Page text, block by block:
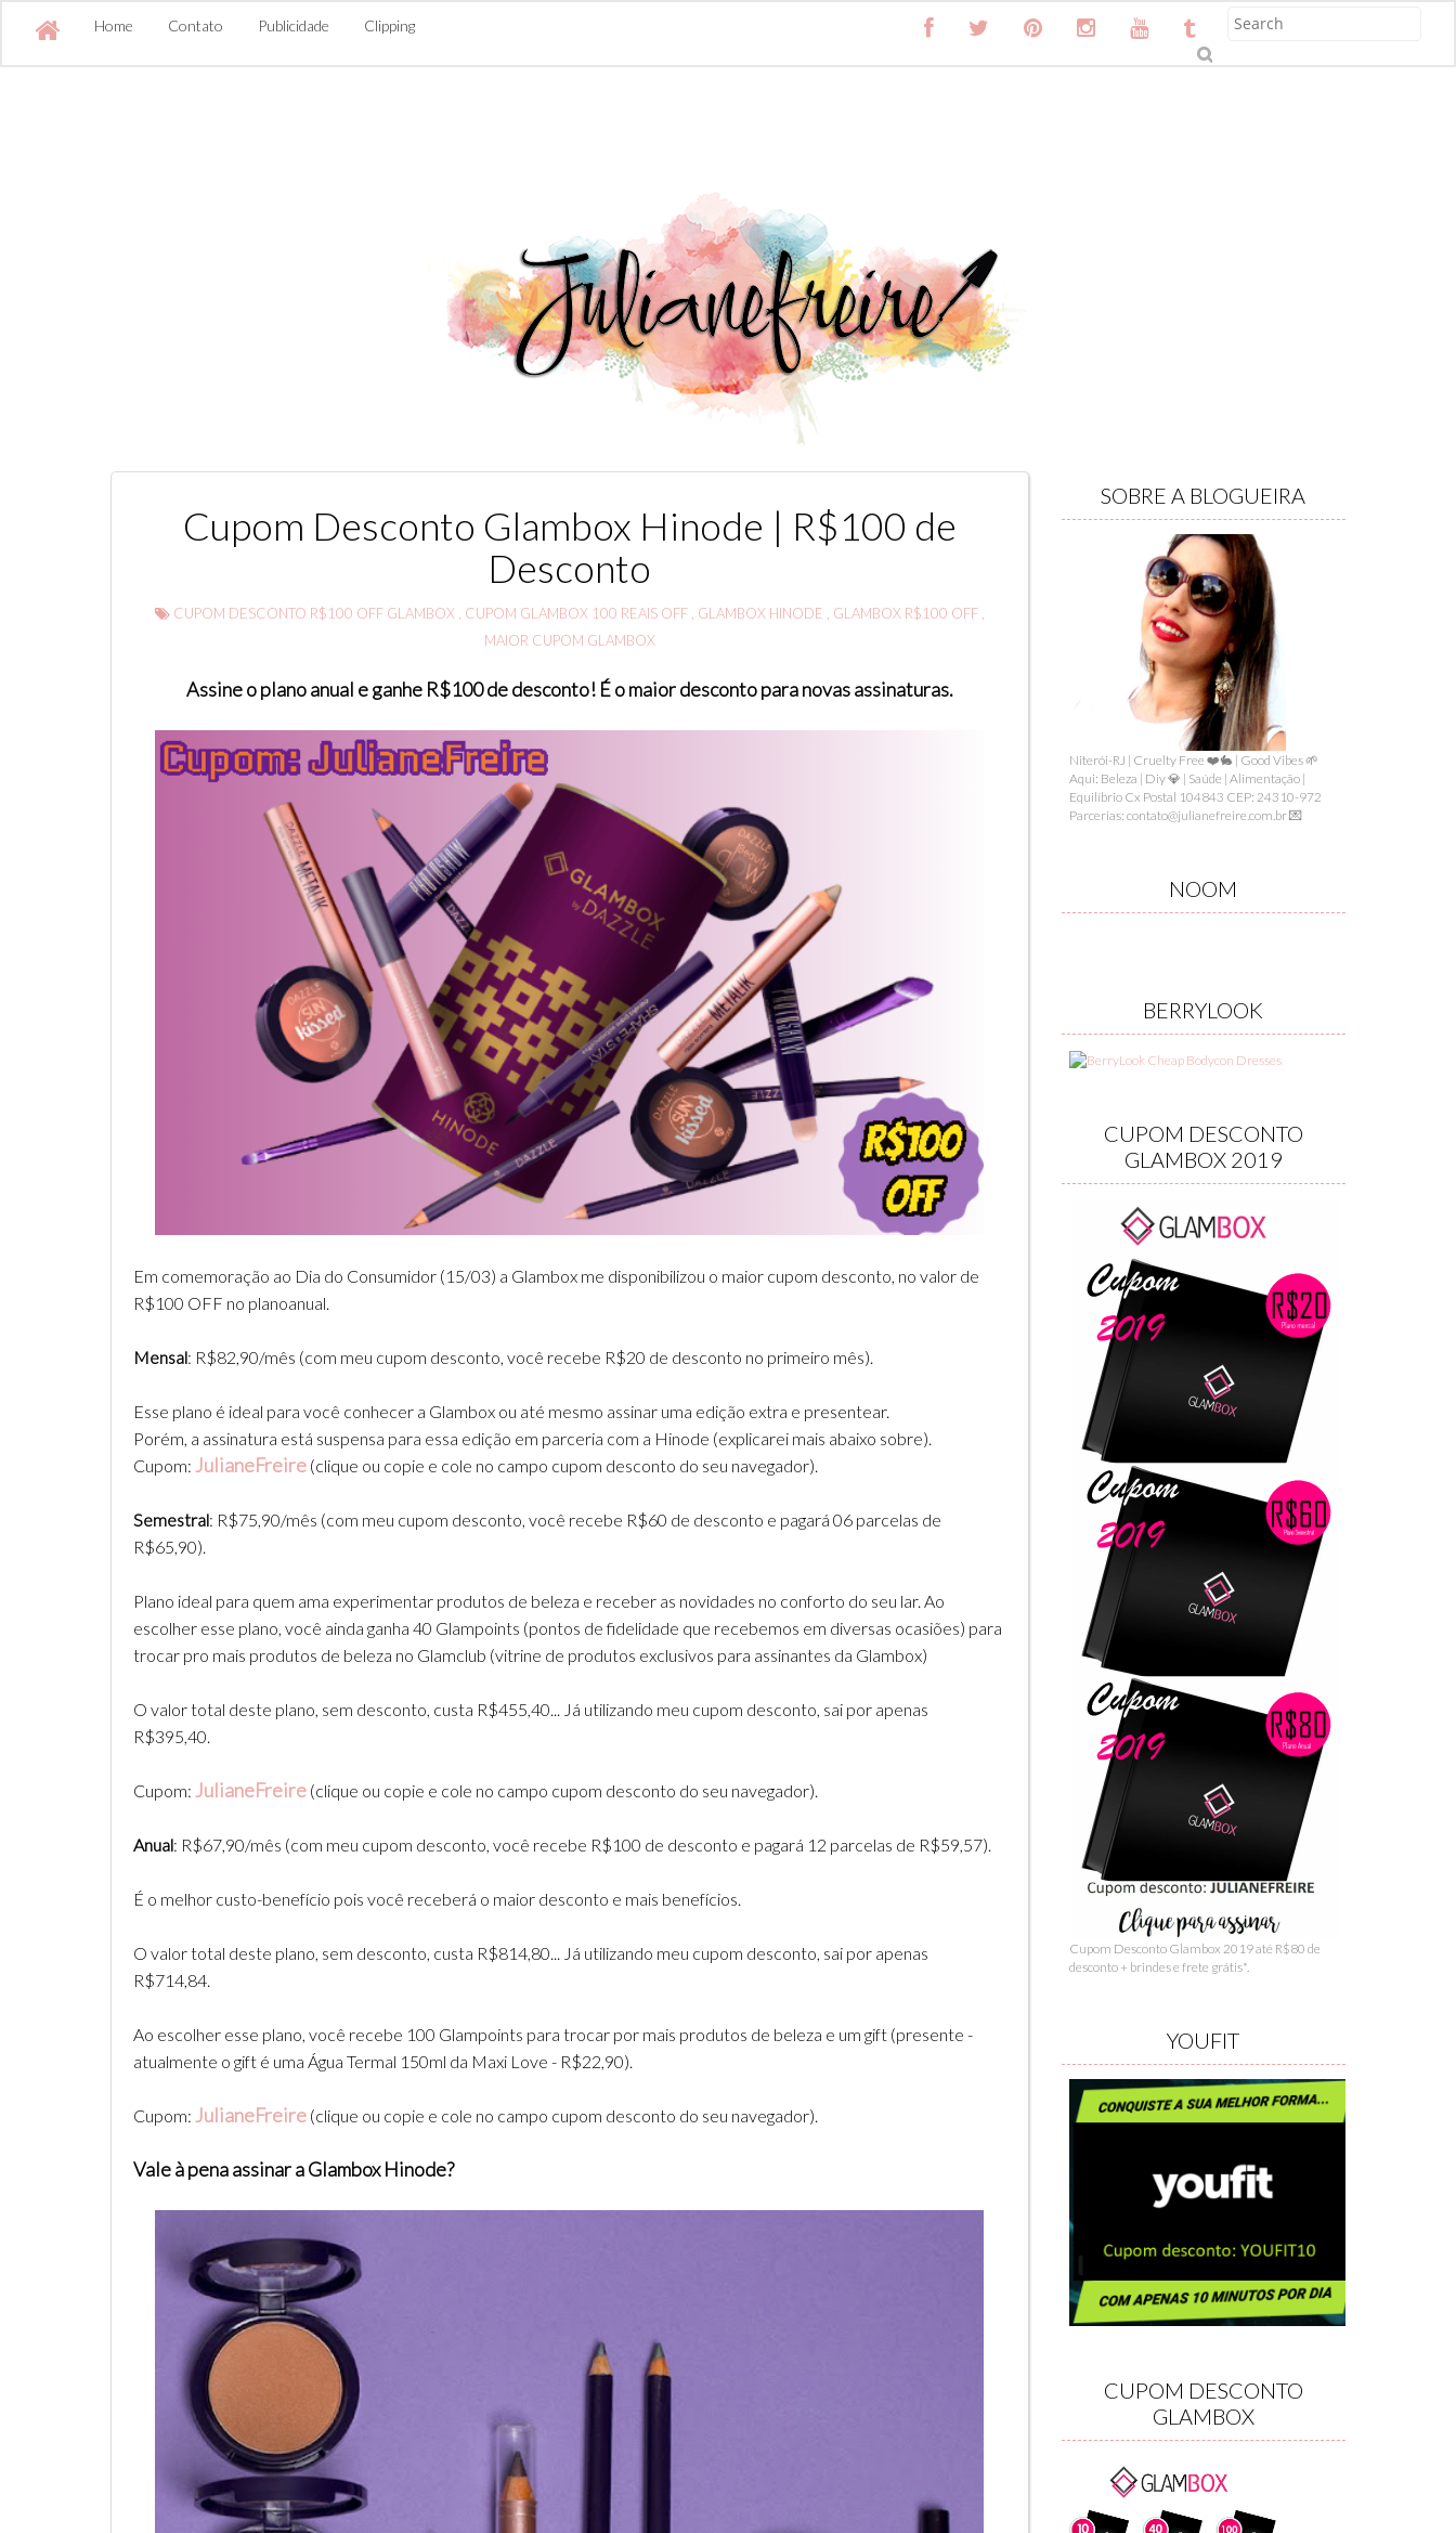
Home Contato Publicidade Clipping
S
Cupom Desconto Glambox Hinode | R$100 de
Desconto
CUPOM DESCONTO R$100 OFF GLAMBOX CUPOM GLAMBOX 100 REAIS OFF GLAMBOX HINODE GLAMBOX R$100 OFF
MAIOR CUPOM GLAMBOX
Assine o plano anual e ganhe R$100 de desconto! É o maior desconto para novas assinaturas.
Em comemoração ao Dia do Consumidor (15/03) a Glambox me disponibilizou o maior cupom desconto, no valor de
R$100 OFF no planoanual.
Mensal: R$82,90/mês (com meu cupom desconto, você recebe R$20 de desconto no primeiro mês).
Esse plano é ideal para você conhecer a Glambox ou até mesmo assinar uma edição extra e presentear.
Porém, a assinatura está suspensa para essa edição em parceria com a Hinode (explicarei mais abaixo sobre).
Cupom: JulianeFreire (clique ou copie e cole no campo cupom desconto do seu navegador).
Semestral: R$75,90/mês (com meu cupom desconto, você recebe R$60 de desconto e pagará 06 parcelas de
R$65,90).
Plano ideal para quem ama experimentar produtos de beleza e receber as novidades no conforto do seu lar. Ao
escolher esse plano, você ainda ganha 40 Glampoints (pontos de fidelidade que recebemos em diversas ocasiões) para
trocar pro mais produtos de beleza no Glamclub (vitrine de produtos exclusivos para assinantes da Glambox)
O valor total deste plano, sem desconto, custa R$455,40... Já utilizando meu cupom desconto, sai por apenas
R$395,40.
Cupom: JulianeFreire (clique ou copie e cole no campo cupom desconto do seu navegador).
Anual: R$67,90/mês (com meu cupom desconto, você recebe R$100 de desconto e pagará 12 parcelas de R$59,57).
É o melhor custo-benefício pois você receberá o maior desconto e mais benefícios.
O valor total deste plano, sem desconto, custa R$814,80... Já utilizando meu cupom desconto, sai por apenas
R$714,84.
Ao escolher esse plano, você recebe 100 Glampoints para trocar por mais produtos de beleza e um gift (presente -
atualmente o gift é uma Água Termal 150ml da Maxi Love - R$22,90).
Cupom: JulianeFreire (clique ou copie e cole no campo cupom desconto do seu navegador).
Vale à pena assinar a Glambox Hinode?
SOBRE A BLOGUEIRA
Niterói-RJ | Cruelty Free ❤️🐇 | Good Vibes 🌱
Aqui: Beleza | Diy 💎 | Saúde | Alimentação |
Equilíbrio Cx Postal 104843 CEP: 24310-972
Parcerias: contato@julianefreire.com.br 💌
NOOM
BERRYLOOK
CUPOM DESCONTO
GLAMBOX 2019
Cupom Desconto Glambox 2019 até R$80 de
desconto + brindes e frete grátis*.
YOUFIT
CUPOM DESCONTO
GLAMBOX